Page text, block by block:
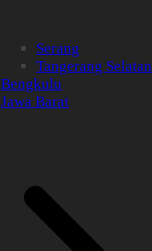
Serang
Tangerang Selatan
Bengkulu
Jawa Barat